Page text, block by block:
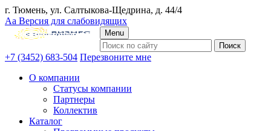
г. Тюмень, ул. Салтыкова-Щедрина, д. 44/4
Аа Версия для слабовидящих
Menu
+7 (3452) 683-504 Перезвоните мне
О компании
Статусы компании
Партнеры
Коллектив
Каталог